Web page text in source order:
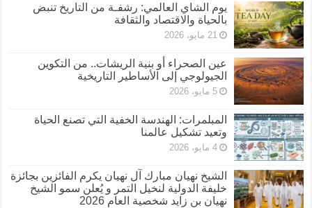
يوم الشاي العالمي: رشفـة من التاريخ تنبض
بالحياة والاقتصاد والثقافة
21 مايو، 2026
عين الصحراء أو بنية الريشات.. من التكوين
الجيولوجي إلى الأساطير التاريخية
5 مايو، 2026
المبلمرات: الهندسة الخفية التي تصنع الحياة
وتعيد تشكيل عالمنا
4 مايو، 2026
الشيخ نهيان مبارك آل نهيان يكرم الفائزين بجائزة
خليفة الدولية لنخيل التمر و يُعلن سمو الشيخ
نهيان بن زايد شخصية العام 2026